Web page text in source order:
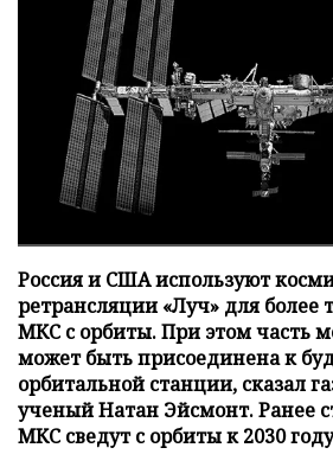
Россия и США используют
ретрансляции «Луч» для более
МКС с орбиты. При этом часть
может быть присоединена к
орбитальной станции, сказал
ученый Натан Эйсмонт. Ранее
МКС сведут с орбиты к 2030